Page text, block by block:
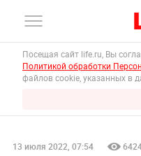
Посещая сайт life.ru, Вы
Политикой обработки
файлов cookie, указанных в
13 июля 2022, 07:54